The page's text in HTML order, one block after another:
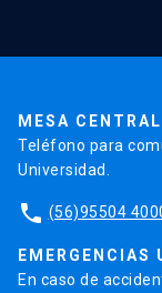
MESA CENTRAL
Teléfono para
Universidad.
phone (56)95504
EMERGENCIAS
En caso de